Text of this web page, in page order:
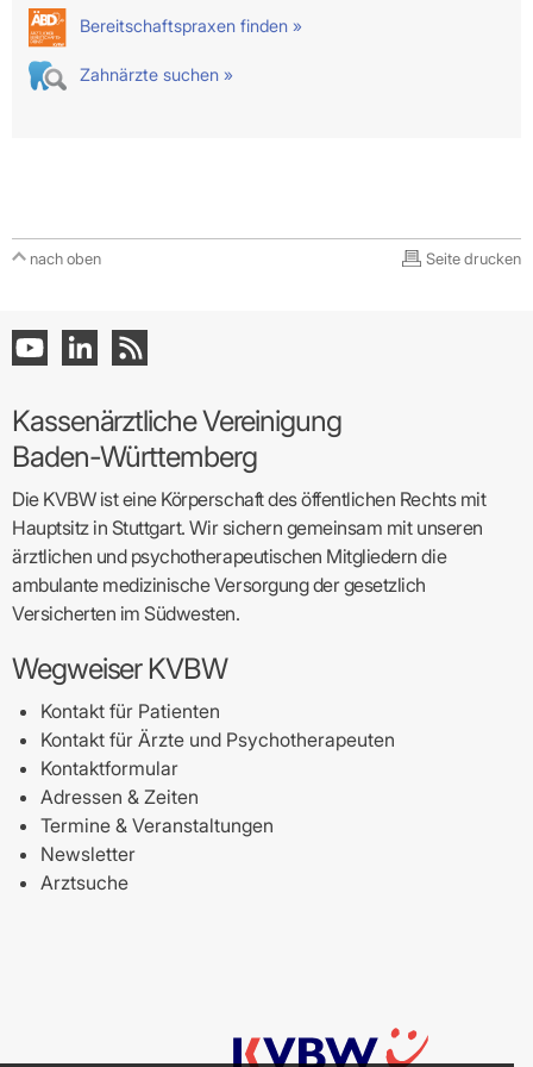
Bereitschaftspraxen finden »
Zahnärzte suchen »
nach oben Seite drucken
Kassenärztliche Vereinigung
Baden-Württemberg
Die KVBW ist eine Körperschaft des öffentlichen Rechts mit
Hauptsitz in Stuttgart. Wir sichern gemeinsam mit unseren
ärztlichen und psychotherapeutischen Mitgliedern die
ambulante medizinische Versorgung der gesetzlich
Versicherten im Südwesten.
Wegweiser KVBW
Kontakt für Patienten
Kontakt für Ärzte und Psychotherapeuten
Kontaktformular
Adressen & Zeiten
Termine & Veranstaltungen
Newsletter
Arztsuche